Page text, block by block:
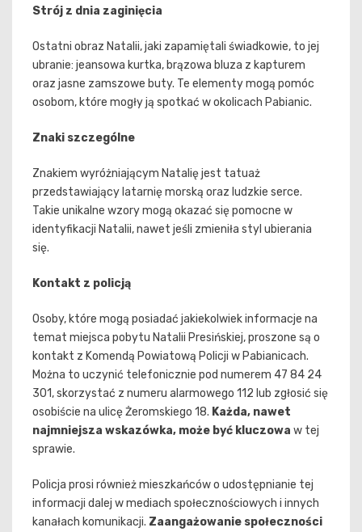
Strój z dnia zaginięcia
Ostatni obraz Natalii, jaki zapamiętali świadkowie, to jej
ubranie: jeansowa kurtka, brązowa bluza z kapturem
oraz jasne zamszowe buty. Te elementy mogą pomóc
osobom, które mogły ją spotkać w okolicach Pabianic.
Znaki szczególne
Znakiem wyróżniającym Natalię jest tatuaż
przedstawiający latarnię morską oraz ludzkie serce.
Takie unikalne wzory mogą okazać się pomocne w
identyfikacji Natalii, nawet jeśli zmieniła styl ubierania
się.
Kontakt z policją
Osoby, które mogą posiadać jakiekolwiek informacje na
temat miejsca pobytu Natalii Presińskiej, proszone są o
kontakt z Komendą Powiatową Policji w Pabianicach.
Można to uczynić telefonicznie pod numerem 47 84 24
301, skorzystać z numeru alarmowego 112 lub zgłosić się
osobiście na ulicę Żeromskiego 18. Każda, nawet
najmniejsza wskazówka, może być kluczowa w tej
sprawie.
Policja prosi również mieszkańców o udostępnianie tej
informacji dalej w mediach społecznościowych i innych
kanałach komunikacji. Zaangażowanie społeczności